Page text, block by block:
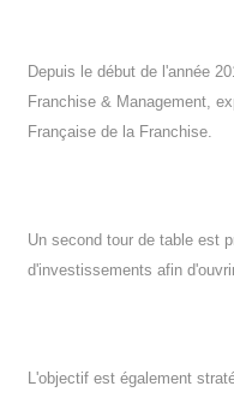
Depuis le début de l'année
Franchise & Management,
Française de la Franchise.
Un second tour de table est
d'investissements afin
L'objectif est également